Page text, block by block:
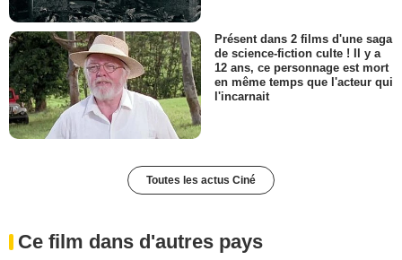
Présent dans 2 films d'une saga
de science-fiction culte ! Il y a
12 ans, ce personnage est mort
en même temps que l'acteur qui
l'incarnait
Toutes les actus Ciné
Ce film dans d'autres pays